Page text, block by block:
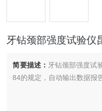
牙钻颈部强度试验仪
简要描述： 牙钻颈部强度试
84的规定，自动输出数据报